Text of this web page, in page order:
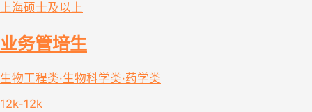
上海硕士及以上
业务管培生
生物工程类·生物科学类·药学类
12k-12k